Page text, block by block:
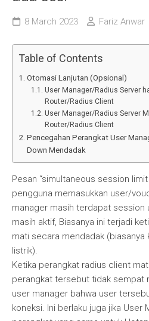
8 March 2023 Fariz Anwar
Table of Contents
Otomasi Lanjutan (Opsional)
User Manager/Radius Server
Router/Radius Client
User Manager/Radius Server
Router/Radius Client
Pencegahan Perangkat User
Down Mendadak
Pesan “simultaneous session
pengguna memasukkan user/
manager masih terdapat
masih aktif, Biasanya ini terjadi
mati secara mendadak (biasanya
listrik).
Ketika perangkat radius client
perangkat tersebut tidak sempat
user manager bahwa user
koneksi. Ini berlaku juga jika User